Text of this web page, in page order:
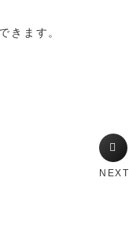
きます。
NEXT